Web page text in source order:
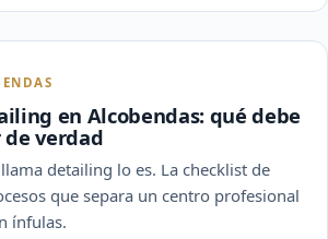
en Alcobendas: qué debe
verdad
detailing lo es. La checklist de
que separa un centro profesional
ínfulas.